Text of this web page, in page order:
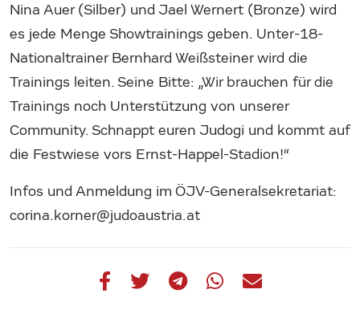
Nina Auer (Silber) und Jael Wernert (Bronze) wird
es jede Menge Showtrainings geben. Unter-18-
Nationaltrainer Bernhard Weißsteiner wird die
Trainings leiten. Seine Bitte: „Wir brauchen für die
Trainings noch Unterstützung von unserer
Community. Schnappt euren Judogi und kommt auf
die Festwiese vors Ernst-Happel-Stadion!“
Infos und Anmeldung im ÖJV-Generalsekretariat:
corina.korner@judoaustria.at